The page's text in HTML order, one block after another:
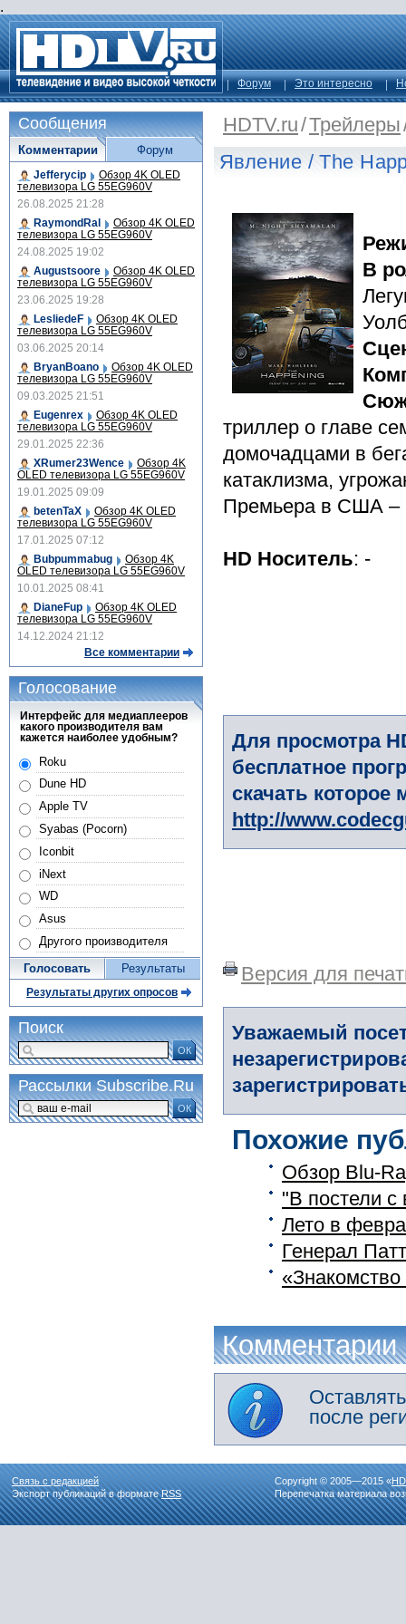
.
Форум Это интересно
HDTV.ru/Трейлеры
Явление / The
В
триллер о главе
домочадцами в
катаклизма,
Премьера в США –
HD Носитель: -
Для просмотра
бесплатное
скачать
http://
Версия для
Уважаемый
Похожие
Обзор Blu-
"В постели с
Лето в
Генерал
Комментарии
после
Сообщения
Комментарии
Jefferycip Обзор 4K OLED
телевизора LG 55EG960V
26.08.2025 21:28
RaymondRal
Обзор 4K OLED
телевизора LG 55EG960V
24.08.2025 19:02
Augustsoore
Обзор 4K OLED
телевизора LG 55EG960V
23.06.2025 19:28
LesliedeF
Обзор 4K OLED
телевизора LG 55EG960V
03.06.2025 20:14
BryanBoano
Обзор 4K OLED
телевизора LG 55EG960V
09.03.2025 21:51
Eugenrex
Обзор 4K OLED
телевизора LG 55EG960V
29.01.2025 22:36
XRumer23Wence
Обзор 4K
OLED телевизора LG 55EG960V
19.01.2025 09:09
betenTaX
Обзор 4K OLED
телевизора LG 55EG960V
17.01.2025 07:12
Bubpummabug
Обзор 4K
OLED телевизора LG 55EG960V
10.01.2025 08:41
DianeFup
Обзор 4K OLED
телевизора LG 55EG960V
14.12.2024 21:12
Все комментарии
Форум
Голосование
Интерфейс для медиаплееров
какого производителя вам
кажется наиболее удобным?
Roku
Dune HD
Apple TV
Syabas (Pocorn)
Iconbit
iNext
WD
Asus
Другого производителя
Голосовать Результаты
Результаты других опросов
Поиск
ОК
Рассылки Subscribe.Ru
ОК
Связь с редакцией
Экспорт публикаций в форматеRSS
Copyright © 2005—2015 «
Перепечатка материала